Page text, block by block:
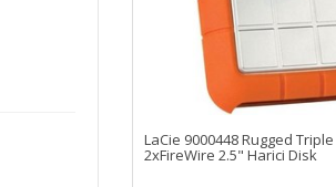
LaCie 9000448 Rugged Triple
2xFireWire 2.5" Harici Disk